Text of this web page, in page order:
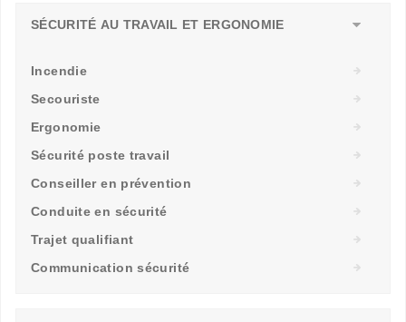
SÉCURITÉ AU TRAVAIL ET ERGONOMIE
Incendie
Secouriste
Ergonomie
Sécurité poste travail
Conseiller en prévention
Conduite en sécurité
Trajet qualifiant
Communication sécurité